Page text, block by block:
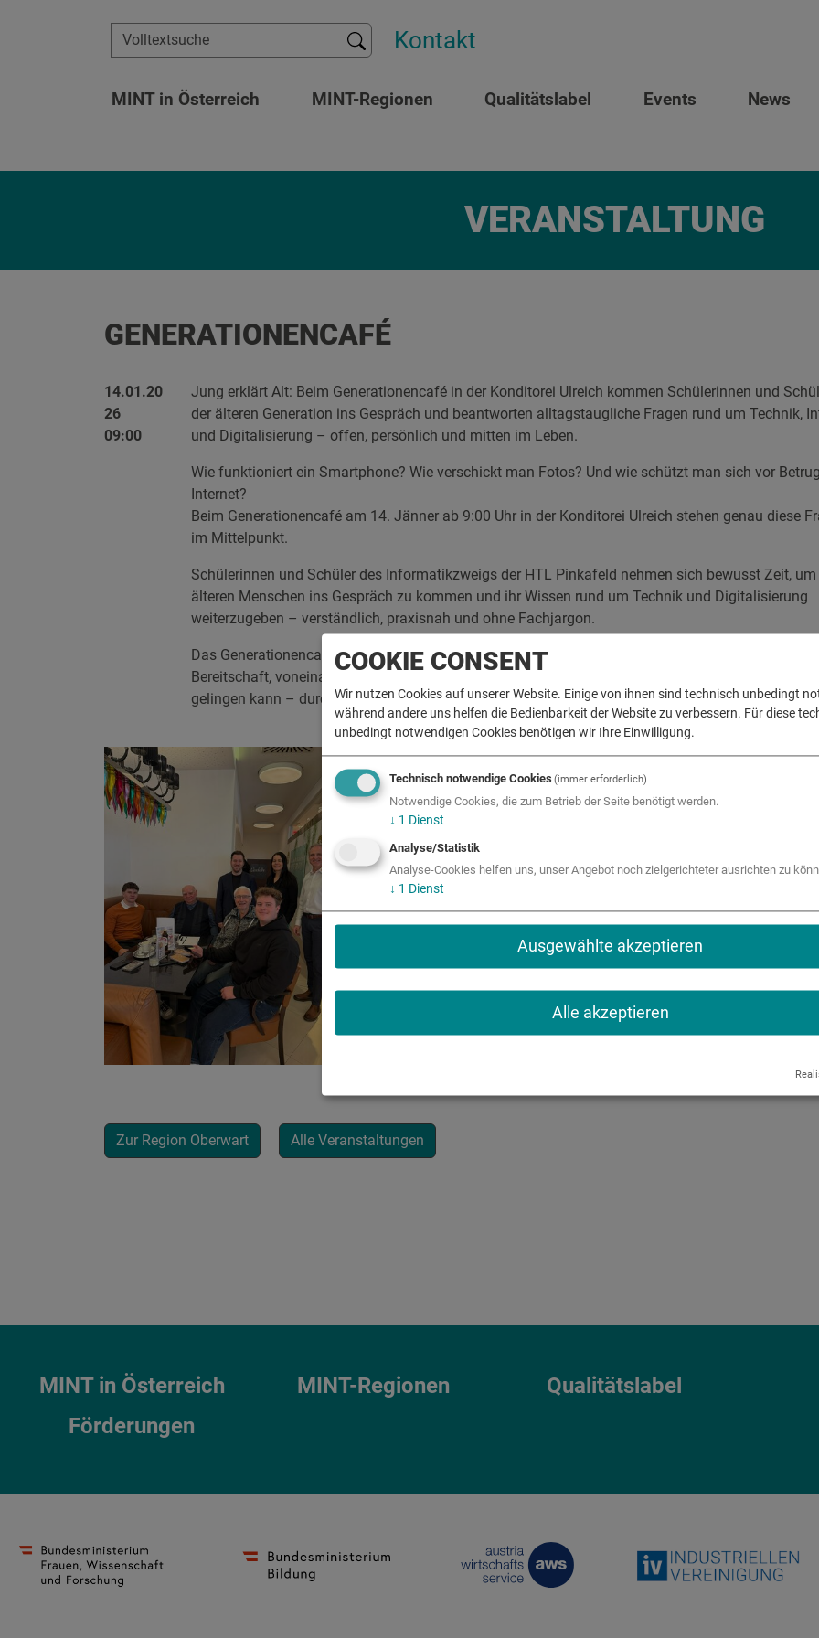
COOKIE CONSENT
Wir nutzen Cookies auf unserer Website. Einige von ihnen sind technisch unbedingt
während andere uns helfen die Bedienbarkeit der Website zu verbessern. Für diese
unbedingt notwendigen Cookies benötigen wir Ihre Einwilligung.
Technisch notwendige Cookies(immer erforderlich)
Notwendige Cookies, die zum Betrieb der Seite benötigt werden.
↓ 1 Dienst
Analyse/Statistik
Analyse-Cookies helfen uns, unser Angebot noch zielgerichteter ausrichten zu
↓ 1 Dienst
Ausgewählte akzeptieren
Alle akzeptieren
Zum Inhalt springen Suchen Kontakt
MINT in Österreich MINT-Regionen Qualitätslabel Events News
VERANSTALTUNG
GENERATIONENCAFÉ
14.01.20
26
09:00
Jung erklärt Alt: Beim Generationencafé in der Konditorei Ulreich kommen Schülerinnen und
der älteren Generation ins Gespräch und beantworten alltagstaugliche Fragen rund um Technik,
und Digitalisierung – offen, persönlich und mitten im Leben.
Wie funktioniert ein Smartphone? Wie verschickt man Fotos? Und wie schützt man sich vor
Internet?
Beim Generationencafé am 14. Jänner ab 9:00 Uhr in der Konditorei Ulreich stehen genau diese
im Mittelpunkt.
Schülerinnen und Schüler des Informatikzweigs der HTL Pinkafeld nehmen sich bewusst Zeit,
älteren Menschen ins Gespräch zu kommen und ihr Wissen rund um Technik und Digitalisierung
weiterzugeben – verständlich, praxisnah und ohne Fachjargon.
Das Generationencafé ist kein Vortrag, sondern ein Begegnungsraum: ein Tisch, ein Gespräch und
Bereitschaft, voneinander zu lernen. Das Projekt zeigt, wie Digitalisierung generationenübergreifend
gelingen kann – durch Zuhören, Austausch und echtes Miteinander.
Zur Region Oberwart Alle Veranstaltungen
MINT in Österreich MINT-Regionen Qualitätslabel
Förderungen